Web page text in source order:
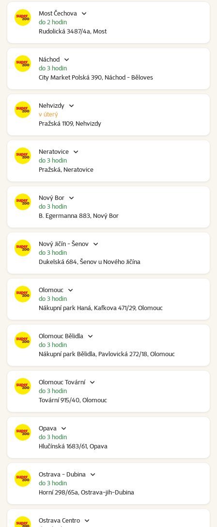
Most Čechova
Rudolická 3487/4a, Most
do 2 hodin
Náchod
City Market Polská 390, Náchod - Běloves
do 3 hodin
Nehvizdy
Pražská 1109, Nehvizdy
v úterý
Neratovice
Pražská, Neratovice
do 3 hodin
Nový Bor
B. Egermanna 883, Nový Bor
do 3 hodin
Nový Jičín - Šenov
Dukelská 684, Šenov u Nového Jičína
do 3 hodin
Olomouc
Nákupní park Haná, Kafkova 471/29, Olomouc
do 3 hodin
Olomouc Bělidla
Nákupní park Bělidla, Pavlovická 272/18, Olomouc
do 3 hodin
Olomouc Tovární
Tovární 915/40, Olomouc
do 3 hodin
Opava
Hlučínská 1683/61, Opava
do 3 hodin
Ostrava - Dubina
Horní 298/65a, Ostrava-jih-Dubina
do 3 hodin
Ostrava Centro